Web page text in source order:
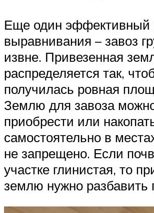
Еще один эффективный
выравнивания – завоз
извне. Привезенная
распределяется так,
получилась ровная
Землю для завоза
приобрести или
самостоятельно в
не запрещено. Если
участке глинистая, то
землю нужно разбавить